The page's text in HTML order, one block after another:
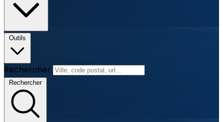
Outils
Rechercher
Rechercher